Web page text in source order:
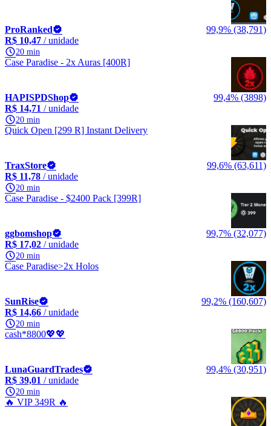
ProRanked
99,9% (38,791)
R$ 10,47 / unidade
20 min
Case Paradise - 2x Auras [400R]
HAPISPDShop
99,4% (3898)
R$ 14,71 / unidade
20 min
Quick Open [299 R] Instant Delivery
TraxStore
99,6% (63,611)
R$ 11,78 / unidade
20 min
Case Paradise - $2400 Pack [399R]
ggbomshop
99,7% (32,077)
R$ 17,02 / unidade
20 min
Case Paradise>2x Holos
SunRise
99,2% (160,607)
R$ 14,66 / unidade
20 min
cash*8800💖💖
LunaGuardTrades
99,4% (30,951)
R$ 39,01 / unidade
20 min
🔥 VIP 349R 🔥